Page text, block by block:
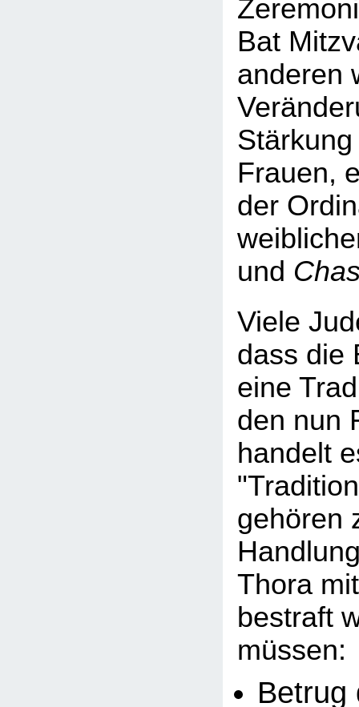
Bat
anderen
Frauen,
der
und
Viele
dass die
eine
den nun
handelt
gehören
Thora
bestraft
müssen:
Betrug